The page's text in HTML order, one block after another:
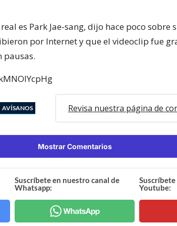
es Park Jae-sang, dijo hace poco sobre
por Internet y que el videoclip fue
pausas.
AVÍSANOS Revisa nuestra página de
Mostrar Comentarios
Suscríbete en nuestro canal de
Whatsapp:
Youtube: